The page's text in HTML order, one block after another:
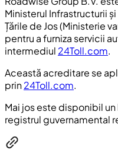
Ministerul Infrastructurii
Țările de Jos (Ministerie
pentru a furniza servicii
intermediul 24Toll.com.
Această acreditare se
prin24Toll.com.
Mai jos este disponibil
registrul guvernamental